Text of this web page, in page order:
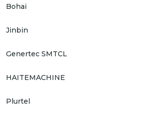
Bohai
Jinbin
Genertec SMTCL
HAITEMACHINE
Plurtel